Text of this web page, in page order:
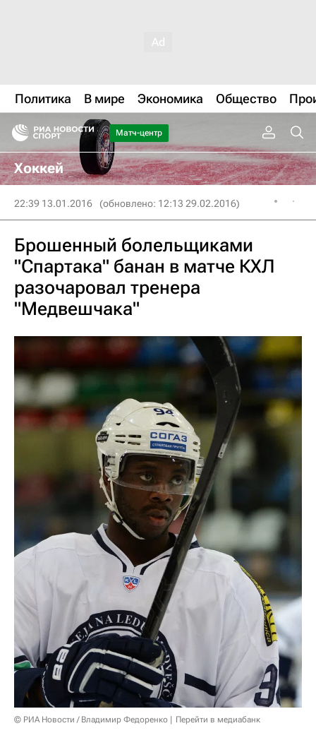
Политика В мире Экономика Общество
Матч-центр
Хоккей
22:39 13.01.2016 (обновлено: 12:13 29.02.2016)
Брошенный болельщиками
"Спартака" банан в матче КХЛ
разочаровал тренера
"Медвешчака"
© РИА Новости / Владимир Федоренко Перейти в медиабанк